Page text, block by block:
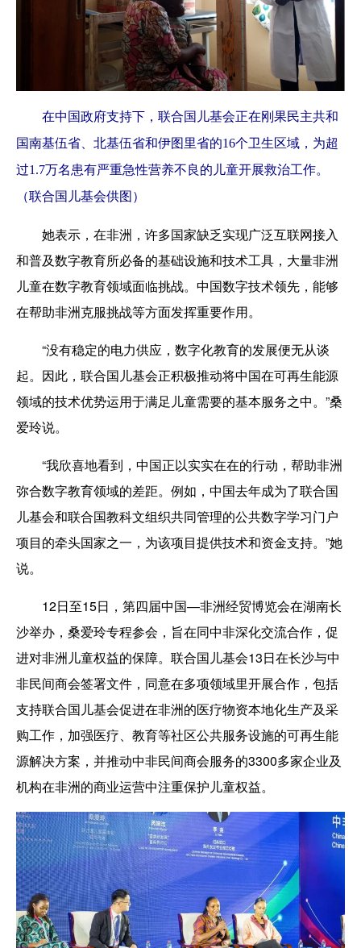
在中国政府支持下，联合国儿基会正在刚果民主共和
国南基伍省、北基伍省和伊图里省的16个卫生区域，为超
过1.7万名患有严重急性营养不良的儿童开展救治工作。
（联合国儿基会供图）
她表示，在非洲，许多国家缺乏实现广泛互联网接入
和普及数字教育所必备的基础设施和技术工具，大量非洲
儿童在数字教育领域面临挑战。中国数字技术领先，能够
在帮助非洲克服挑战等方面发挥重要作用。
“没有稳定的电力供应，数字化教育的发展便无从谈
起。因此，联合国儿基会正积极推动将中国在可再生能源
领域的技术优势运用于满足儿童需要的基本服务之中。”桑
爱玲说。
“我欣喜地看到，中国正以实实在在的行动，帮助非洲
弥合数字教育领域的差距。例如，中国去年成为了联合国
儿基会和联合国教科文组织共同管理的公共数字学习门户
项目的牵头国家之一，为该项目提供技术和资金支持。”她
说。
12日至15日，第四届中国—非洲经贸博览会在湖南长
沙举办，桑爱玲专程参会，旨在同中非深化交流合作，促
进对非洲儿童权益的保障。联合国儿基会13日在长沙与中
非民间商会签署文件，同意在多项领域里开展合作，包括
支持联合国儿基会促进在非洲的医疗物资本地化生产及采
购工作，加强医疗、教育等社区公共服务设施的可再生能
源解决方案，并推动中非民间商会服务的3300多家企业及
机构在非洲的商业运营中注重保护儿童权益。